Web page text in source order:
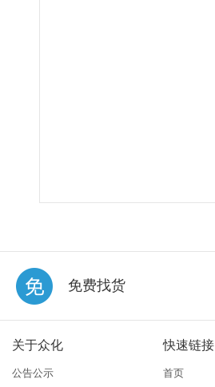
免费找货
关于众化
公告公示
快速链接
首页